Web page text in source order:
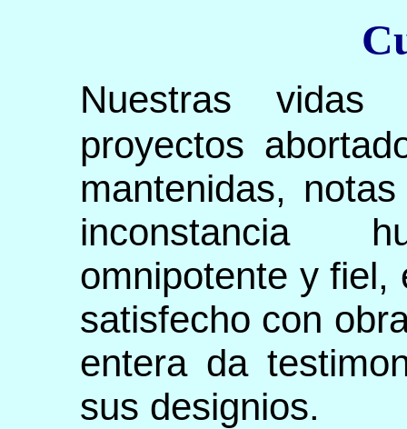
Nuestras
proyectos
mantenidas,
inconstancia
omnipotente y fiel,
satisfecho con
entera da
sus designios.